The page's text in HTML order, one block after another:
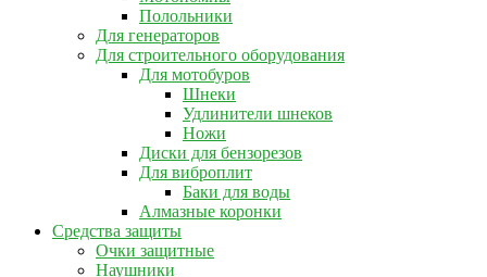
Полольники
Для генераторов
Для строительного оборудования
Для мотобуров
Шнеки
Удлинители шнеков
Ножи
Диски для бензорезов
Для виброплит
Баки для воды
Алмазные коронки
Средства защиты
Очки защитные
Наушники